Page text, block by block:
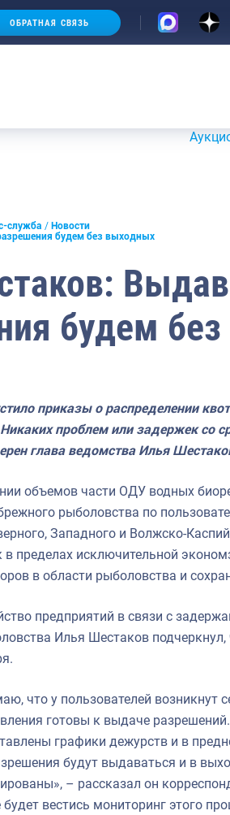
ОБРАТНАЯ СВЯЗЬ
Аукционы
служба
Новости
будем без выходных
будем
приказы о распределении
проблем или задержек со
глава ведомства Илья
объемов части ОДУ водных
рыболовства по
Западного и Волжско-
пределах исключительной
в области рыболовства и
предприятий в связи с
Илья Шестаков
что у пользователей возникнут
готовы к выдаче
графики дежурств и в
будут выдаваться и в
– рассказал он
вестись мониторинг этого